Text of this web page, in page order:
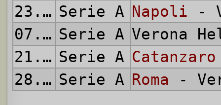
23.04.1972 Serie A Napoli -
07.05.1972 Serie A Verona
21.05.1972 Serie A Catanzaro
28.05.1972 Serie A Roma -